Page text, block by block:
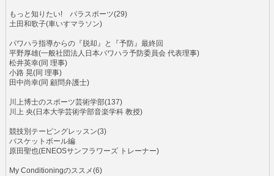
もっと知りたい! パラスポーツ(29)
土田和歌子(車いすマラソン)
パワハラ指導からの『脱却』と『予防』最終回
平野厚雄(一般社団法人日本パワハラ予防委員会 代表理事)
松井英幸(同 理事)
小路 晃(同 理事)
田中尚幸(同 顧問弁護士)
川上博士のスポーツ芸術学部(137)
川上 央(日本大学芸術学部音楽学科 教授)
競技別テーピングレッスン(3)
バスケットボール編
原田聖也(ENEOSサンフラワーズ トレーナー)
My Conditioningのススメ(6)